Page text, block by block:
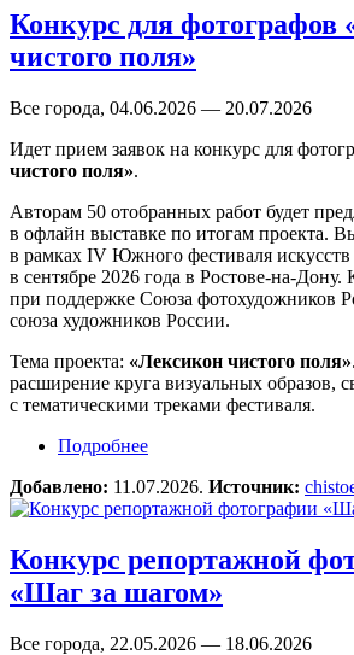
Конкурс для фотографов
чистого поля»
Все города, 04.06.2026 — 20.07.2026
Идет прием заявок на конкурс для
чистого поля».
Авторам 50 отобранных работ будет
в офлайн выставке по итогам проекта.
в рамках IV Южного фестиваля искусств
в сентябре 2026 года в Ростове-на-Дону.
при поддержке Союза фотохудожников
союза художников России.
Тема проекта: «Лексикон чистого поля»
расширение круга визуальных образов,
с тематическими треками фестиваля.
Подробнее
Добавлено: 11.07.2026. Источник:
Конкурс репортажной
«Шаг за шагом»
Все города, 22.05.2026 — 18.06.2026